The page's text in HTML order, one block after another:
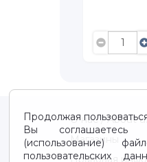
Продолжая
Вы соглашаетесь
(использование)
пользовательских
О нас / About
Магазины
Правовая